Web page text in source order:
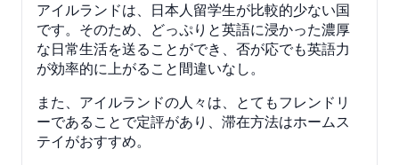
アイルランドは、日本人留学生が比較的少ない国
です。そのため、どっぷりと英語に浸かった濃厚
な日常生活を送ることができ、否が応でも英語力
が効率的に上がること間違いなし。
また、アイルランドの人々は、とてもフレンドリ
ーであることで定評があり、滞在方法はホームス
テイがおすすめ。